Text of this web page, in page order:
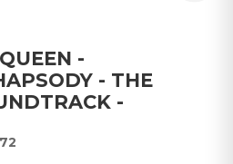
-
- THE
-